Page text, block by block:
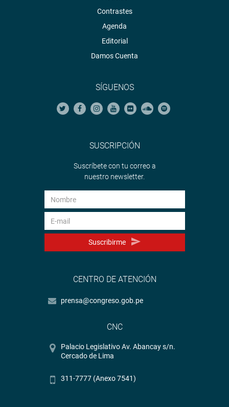
Contrastes
Agenda
Editorial
Damos Cuenta
SÍGUENOS
SUSCRIPCIÓN
Suscríbete con tu correo a
nuestro newsletter.
Suscribirme
CENTRO DE ATENCIÓN
prensa@congreso.gob.pe
CNC
Palacio Legislativo Av. Abancay s/n.
Cercado de Lima
311-7777 (Anexo 7541)